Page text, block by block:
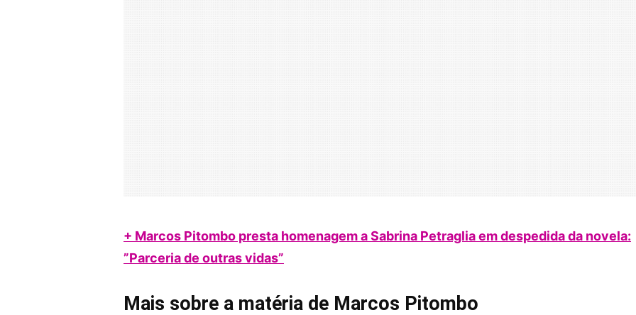
+ Marcos Pitombo presta homenagem a Sabrina Petraglia em despedida da novela:
”Parceria de outras vidas”
Mais sobre a matéria de Marcos Pitombo